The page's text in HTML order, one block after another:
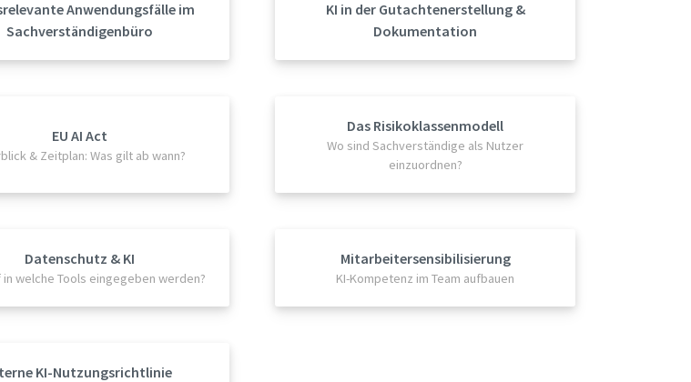
Anwendungsfälle im
Sachverständigenbüro
KI in der Gutachtenerstellung &
Dokumentation
EU AI Act
& Zeitplan: Was gilt ab wann?
Das Risikoklassenmodell
Wo sind Sachverständige als Nutzer
einzuordnen?
Datenschutz & KI
in welche Tools eingegeben werden?
Mitarbeitersensibilisierung
KI-Kompetenz im Team aufbauen
KI-Nutzungsrichtlinie